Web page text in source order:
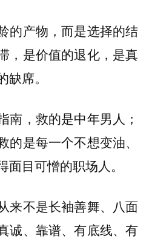
的产物，而是选择的结
，是价值的退化，是真
缺席。
南，救的是中年男人；
是每一个不想变油、
面目可憎的职场人。
来不是长袖善舞、八面
诚、靠谱、有底线、有